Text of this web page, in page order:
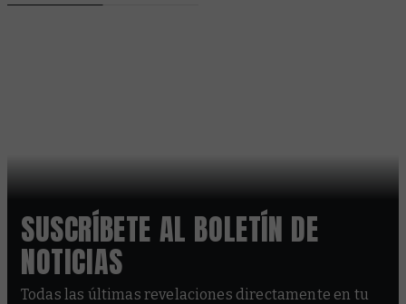
SUSCRÍBETE AL BOLETÍN DE
NOTICIAS
Todas las últimas revelaciones directamente en tu